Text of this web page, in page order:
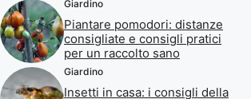
Giardino
Piantare pomodori: distanze
consigliate e consigli pratici
per un raccolto sano
Giardino
Insetti in casa: i consigli della